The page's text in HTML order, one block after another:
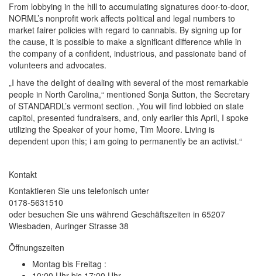
From lobbying in the hill to accumulating signatures door-to-door,
NORML’s nonprofit work affects political and legal numbers to
market fairer policies with regard to cannabis. By signing up for
the cause, it is possible to make a significant difference while in
the company of a confident, industrious, and passionate band of
volunteers and advocates.
„I have the delight of dealing with several of the most remarkable
people in North Carolina,“ mentioned Sonja Sutton, the Secretary
of STANDARDL’s vermont section. „You will find lobbied on state
capitol, presented fundraisers, and, only earlier this April, I spoke
utilizing the Speaker of your home, Tim Moore. Living is
dependent upon this; i am going to permanently be an activist.“
Kontakt
Kontaktieren Sie uns telefonisch unter
0178-5631510
oder besuchen Sie uns während Geschäftszeiten in 65207
Wiesbaden, Auringer Strasse 38
Öffnungszeiten
Montag bis Freitag :